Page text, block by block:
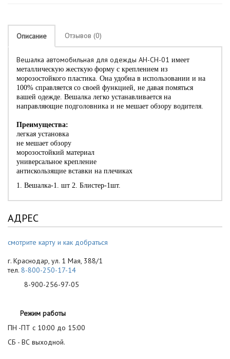
Описание Отзывов (0)
Вешалка автомобильная для одежды AH-CH-01 имеет
металлическую жесткую форму с креплением из
морозостойкого пластика. Она удобна в использовании и на
100% справляется со своей функцией, не давая помяться
вашей одежде. Вешалка легко устанавливается на
направляющие подголовника и не мешает обзору водителя.
Преимущества:
легкая установка
не мешает обзору
морозостойкий материал
универсальное крепление
антискользящие вставки на плечиках
1. Вешалка-1. шт 2. Блистер-1шт.
АДРЕС
смотрите карту и как добраться
г. Краснодар, ул. 1 Мая, 388/1
тел. 8-800-250-17-14
8-900-256-97-05
Режим работы
ПН -ПТ с 10:00 до 15:00
СБ - ВС выходной.